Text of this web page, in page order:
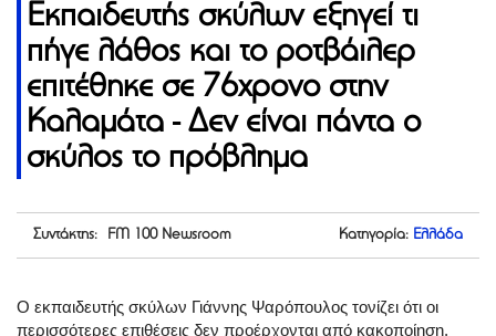
Εκπαιδευτής σκύλων εξηγεί τι
πήγε λάθος και το ροτβάιλερ
επιτέθηκε σε 76χρονο στην
Καλαμάτα - Δεν είναι πάντα ο
σκύλος το πρόβλημα
Συντάκτης: FM 100 Newsroom Κατηγορία: Ελλάδα
Ο εκπαιδευτής σκύλων Γιάννης Ψαρόπουλος τονίζει ότι οι
περισσότερες επιθέσεις δεν προέρχονται από κακοποίηση,